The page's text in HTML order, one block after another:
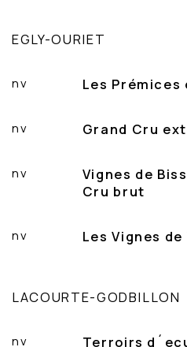
EGLY-OURIET
nv Les
nv Grand Cru
nv
Vignes de
Cru brut
nv Les Vignes
LACOURTE-GODBILLON
nv
Terroirs